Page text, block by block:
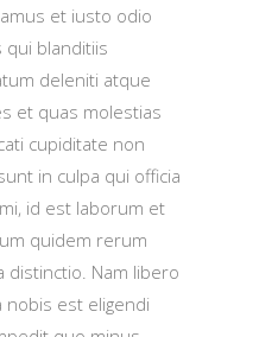
et iusto odio
qui blanditiis
deleniti atque
et quas molestias
cupiditate non
in culpa qui officia
id est laborum et
quidem rerum
distinctio. Nam libero
est eligendi